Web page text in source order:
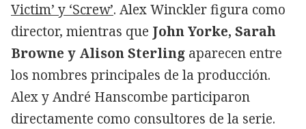
Victim’ y ‘Screw’. Alex Winckler figura como
director, mientras que John Yorke, Sarah
Browne y Alison Sterling aparecen entre
los nombres principales de la producción.
Alex y André Hanscombe participaron
directamente como consultores de la serie.